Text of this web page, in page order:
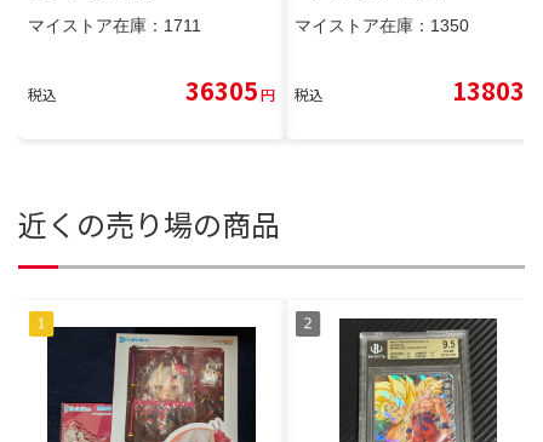
マイストア在庫： 1711
税込 36305円
マイストア在庫： 1350
税込 13803
近くの売り場の商品